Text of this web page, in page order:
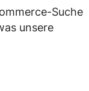
Suche
unsere